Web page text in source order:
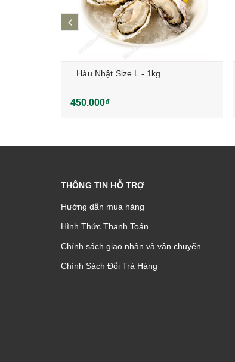
Hàu Nhật Size L - 1kg
450.000₫
prev
THÔNG TIN HỖ TRỢ
Hướng dẫn mua hàng
Hình Thức Thanh Toán
Chính sách giao nhận và vận chuyển
Chính Sách Đổi Trả Hàng